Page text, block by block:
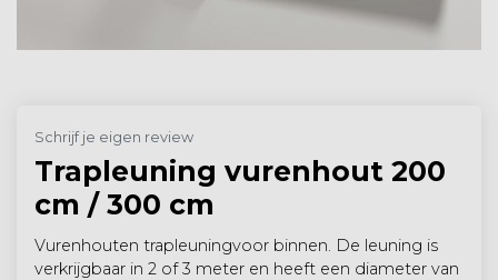
Schrijf je eigen review
Trapleuning vurenhout 200
cm / 300 cm
Vurenhouten trapleuningvoor binnen. De leuning is
verkrijgbaar in 2 of 3 meter en heeft een diameter van